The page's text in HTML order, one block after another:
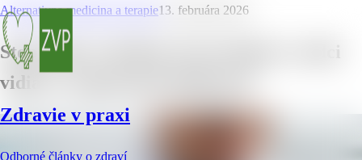
Zdravie v praxi
Odborné články o zdraví
Alternativna medicina a terapie13. februára 2026
Stop dymu a dechtu: Prečo lekári a vedci
vidia vo vaporizácii budúcnosť